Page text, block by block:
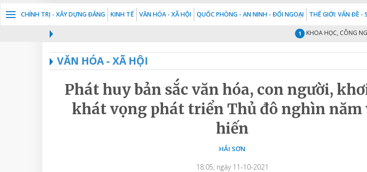
CHÍNH TRỊ - XÂY DỰNG ĐẢNG KINH TẾ VĂN HÓA - XÃ HỘI QUỐC PHÒNG - AN NINH - ĐỐI NGOẠI THẾ GIỚI: VẤN ĐỀ -
KHOA HỌC, CÔNG NGHỆ,
VĂN HÓA - XÃ HỘI
Phát huy bản sắc văn hóa, con người,
khát vọng phát triển Thủ đô nghìn năm
hiến
HẢI SƠN
18:05, ngày 11-10-2021